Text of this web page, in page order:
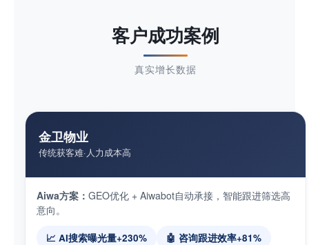
客户成功案例
真实增长数据
金卫物业
传统获客难·人力成本高
Aiwa方案： GEO优化 + Aiwabot自动承接，智能跟进筛选高
意向。
📈 AI搜索曝光量+230%
🤖 咨询跟进效率+81%